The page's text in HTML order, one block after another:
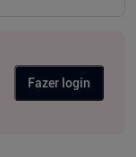
Fazer login